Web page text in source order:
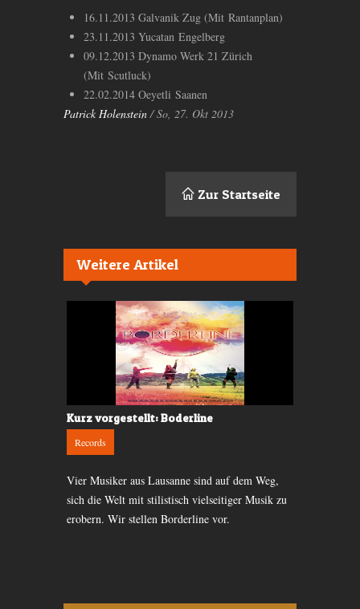
16.11.2013 Galvanik Zug (Mit Rantanplan)
23.11.2013 Yucatan Engelberg
09.12.2013 Dynamo Werk 21 Zürich
(Mit Scutluck)
22.02.2014 Oeyetli Saanen
Patrick Holenstein / So, 27. Okt 2013
Zur Startseite
Weitere Artikel
Kurz vorgestellt: Boderline
Records
Vier Musiker aus Lausanne sind auf dem Weg,
sich die Welt mit stilistisch vielseitiger Musik zu
erobern. Wir stellen Borderline vor.